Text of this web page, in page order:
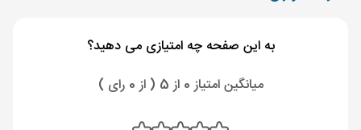
به این صفحه چه امتیازی می دهید؟
میانگین امتیاز 0 از 5 ( از 0 رای )